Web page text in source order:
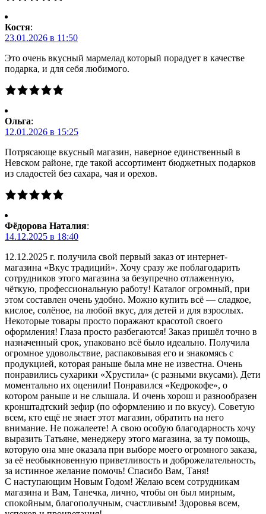
Костя:
23.01.2026 в 11:50
Это очень вкусный мармелад который порадует в качестве
подарка, и для себя любимого.
Ольга:
12.01.2026 в 15:25
Потрясающе вкусный магазин, наверное единственный в
Невском районе, где такой ассортимент бюджетных подарков
из сладостей без сахара, чая и орехов.
Фёдорова Наталия:
14.12.2025 в 18:40
12.12.2025 г. получила свой первый заказ от интернет-
магазина «Вкус традиций». Хочу сразу же поблагодарить
сотрудников этого магазина за безупречно отлаженную,
чёткую, профессиональную работу! Каталог огромный, при
этом составлен очень удобно. Можно купить всё — сладкое,
кислое, солёное, на любой вкус, для детей и для взрослых.
Некоторые товары просто поражают красотой своего
оформления! Глаза просто разбегаются! Заказ пришёл точно в
назначенный срок, упаковано всё было идеально. Получила
огромное удовольствие, распаковывая его и знакомясь с
продукцией, которая раньше была мне не известна. Очень
понравились сухарики «Хрустила» (с разными вкусами). Дети
моментально их оценили! Понравился «Кедрокофе», о
котором раньше и не слышала. И очень хорош и разнообразен
кронштадтский зефир (по оформлению и по вкусу). Советую
всем, кто ещё не знает этот магазин, обратить на него
внимание. Не пожалеете! А свою особую благодарность хочу
выразить Татьяне, менеджеру этого магазина, за ту помощь,
которую она мне оказала при выборе моего огромного заказа,
за её необыкновенную приветливость и доброжелательность,
за истинное желание помочь! Спасибо Вам, Таня!
С наступающим Новым Годом! Желаю всем сотрудникам
магазина и Вам, Танечка, лично, чтобы он был мирным,
спокойным, благополучным, счастливым! Здоровья всем,